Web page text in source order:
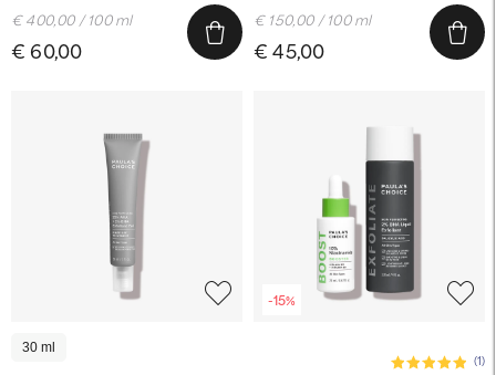
€ 60,00
€ 400,00 / 100 ml
€ 45,00
€ 150,00 / 100 ml
30 ml
-15%
(1)